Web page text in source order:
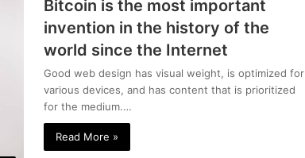
Bitcoin is the most important
invention in the history of the
world since the Internet
Good web design has visual weight, is optimized for
various devices, and has content that is prioritized
for the medium.…
Read More »